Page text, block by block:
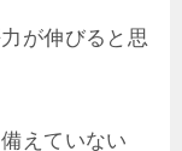
が伸びると思
えていない